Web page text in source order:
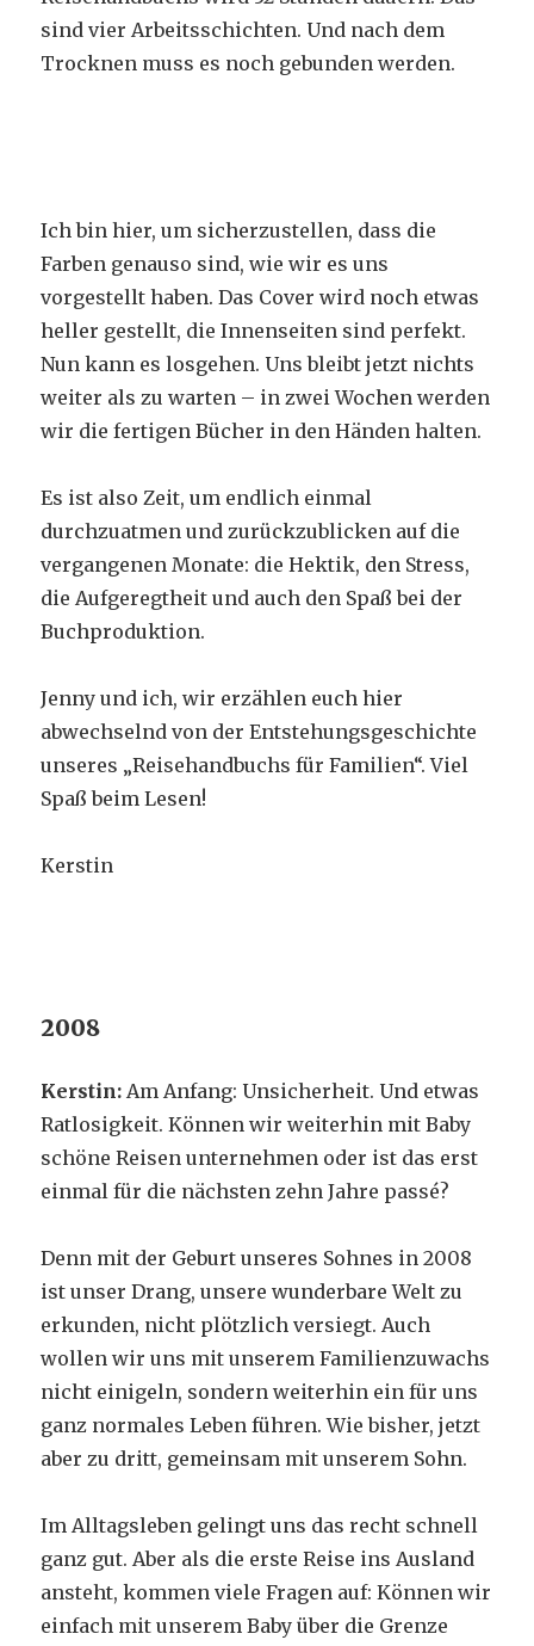
sind vier Arbeitsschichten. Und nach dem
Trocknen muss es noch gebunden werden.
Ich bin hier, um sicherzustellen, dass die
Farben genauso sind, wie wir es uns
vorgestellt haben. Das Cover wird noch etwas
heller gestellt, die Innenseiten sind perfekt.
Nun kann es losgehen. Uns bleibt jetzt nichts
weiter als zu warten – in zwei Wochen werden
wir die fertigen Bücher in den Händen halten.
Es ist also Zeit, um endlich einmal
durchzuatmen und zurückzublicken auf die
vergangenen Monate: die Hektik, den Stress,
die Aufgeregtheit und auch den Spaß bei der
Buchproduktion.
Jenny und ich, wir erzählen euch hier
abwechselnd von der Entstehungsgeschichte
unseres „Reisehandbuchs für Familien“. Viel
Spaß beim Lesen!
Kerstin
2008
Kerstin: Am Anfang: Unsicherheit. Und etwas
Ratlosigkeit. Können wir weiterhin mit Baby
schöne Reisen unternehmen oder ist das erst
einmal für die nächsten zehn Jahre passé?
Denn mit der Geburt unseres Sohnes in 2008
ist unser Drang, unsere wunderbare Welt zu
erkunden, nicht plötzlich versiegt. Auch
wollen wir uns mit unserem Familienzuwachs
nicht einigeln, sondern weiterhin ein für uns
ganz normales Leben führen. Wie bisher, jetzt
aber zu dritt, gemeinsam mit unserem Sohn.
Im Alltagsleben gelingt uns das recht schnell
ganz gut. Aber als die erste Reise ins Ausland
ansteht, kommen viele Fragen auf: Können wir
einfach mit unserem Baby über die Grenze